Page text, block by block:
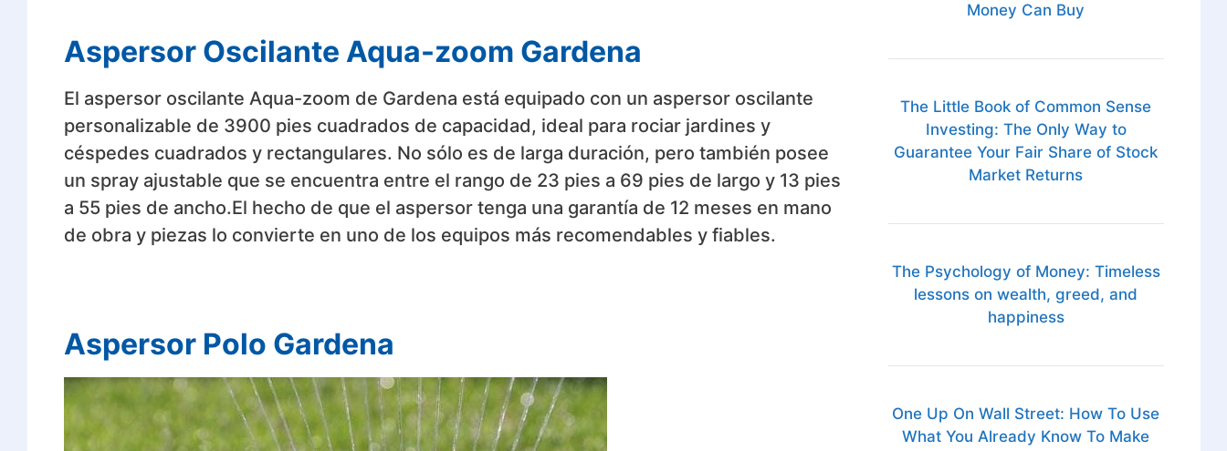
Aspersor Oscilante Aqua-zoom Gardena
El aspersor oscilante Aqua-zoom de Gardena está equipado con un aspersor oscilante
personalizable de 3900 pies cuadrados de capacidad, ideal para rociar jardines y
céspedes cuadrados y rectangulares. No sólo es de larga duración, pero también posee
un spray ajustable que se encuentra entre el rango de 23 pies a 69 pies de largo y 13 pies
a 55 pies de ancho.El hecho de que el aspersor tenga una garantía de 12 meses en mano
de obra y piezas lo convierte en uno de los equipos más recomendables y fiables.
Aspersor Polo Gardena
Money Can Buy
The Little Book of Common Sense
Investing: The Only Way to
Guarantee Your Fair Share of Stock
Market Returns
The Psychology of Money: Timeless
lessons on wealth, greed, and
happiness
One Up On Wall Street: How To Use
What You Already Know To Make